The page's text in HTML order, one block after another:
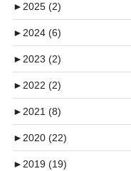
►2025 (2)
►2024 (6)
►2023 (2)
►2022 (2)
►2021 (8)
►2020 (22)
►2019 (19)